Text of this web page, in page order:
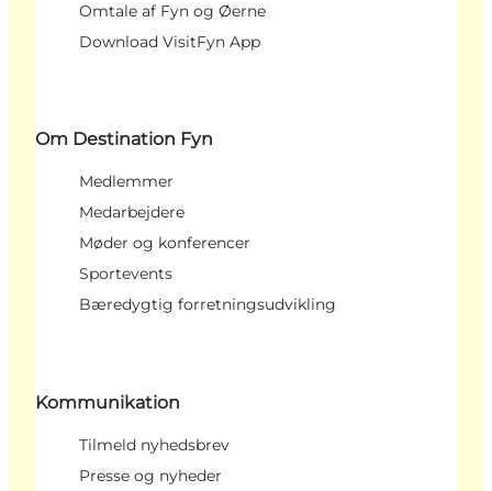
Omtale af Fyn og Øerne
Download VisitFyn App
Om Destination Fyn
Medlemmer
Medarbejdere
Møder og konferencer
Sportevents
Bæredygtig forretningsudvikling
Kommunikation
Tilmeld nyhedsbrev
Presse og nyheder